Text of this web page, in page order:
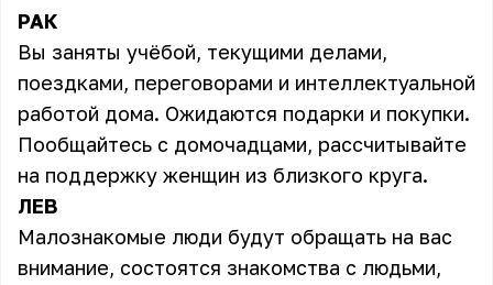
РАК
Вы заняты учёбой, текущими делами,
поездками, переговорами и интеллектуальной
работой дома. Ожидаются подарки и покупки.
Пообщайтесь с домочадцами, рассчитывайте
на поддержку женщин из близкого круга.
ЛЕВ
Малознакомые люди будут обращать на вас
внимание, состоятся знакомства с людьми,